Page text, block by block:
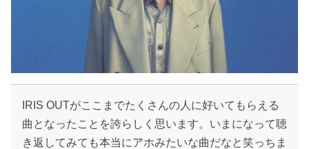
IRIS OUTがここまでたくさんの人に好いてもらえる
曲となったことを誇らしく思います。いまになって聴
き返してみても本当にアホみたいな曲だなと笑っちま